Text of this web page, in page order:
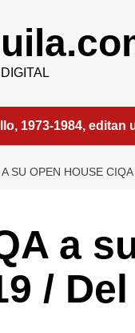
1973-1984, editan
A SU OPEN HOUSE
a
/